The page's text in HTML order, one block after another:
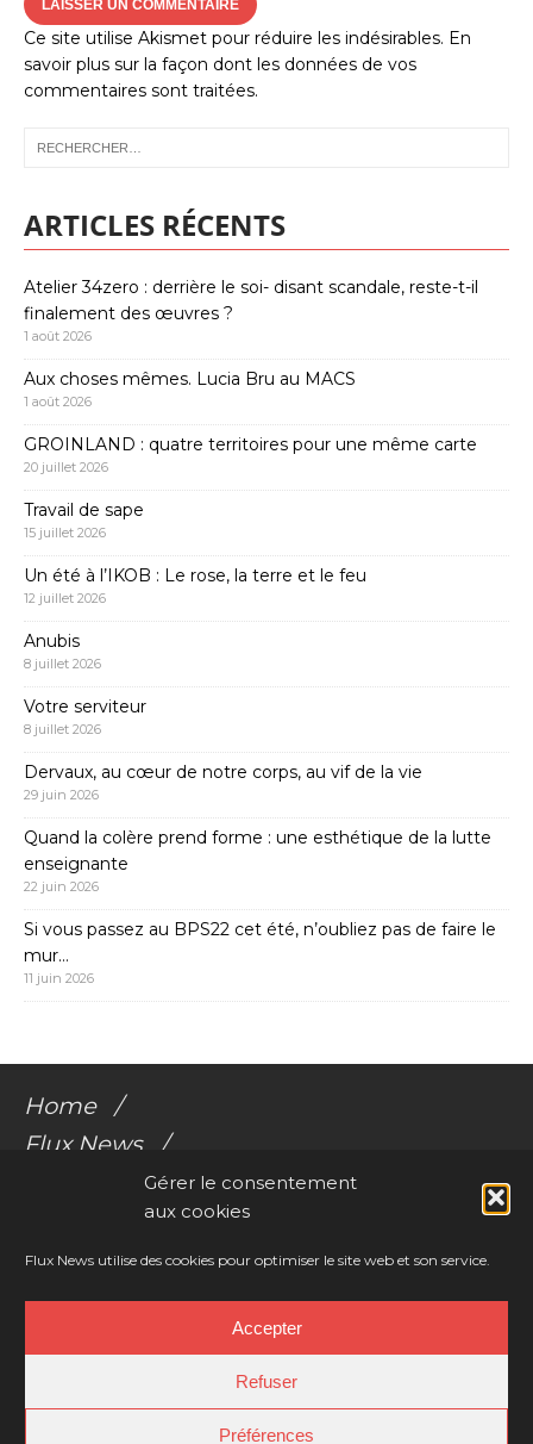
Gérer le consentement
aux cookies
Flux News utilise des cookies pour optimiser le site web et son service.
Accepter
Refuser
Préférences
Ce site utilise Akismet pour réduire les indésirables. En
savoir plus sur la façon dont les données de vos
commentaires sont traitées.
ARTICLES RÉCENTS
Atelier 34zero : derrière le soi- disant scandale, reste-t-il
finalement des œuvres ?
1 août 2026
Aux choses mêmes. Lucia Bru au MACS
1 août 2026
GROINLAND : quatre territoires pour une même carte
20 juillet 2026
Travail de sape
15 juillet 2026
Un été à l’IKOB : Le rose, la terre et le feu
12 juillet 2026
Anubis
8 juillet 2026
Votre serviteur
8 juillet 2026
Dervaux, au cœur de notre corps, au vif de la vie
29 juin 2026
Quand la colère prend forme : une esthétique de la lutte
enseignante
22 juin 2026
Si vous passez au BPS22 cet été, n’oubliez pas de faire le
mur…
11 juin 2026
Home
Flux News
Galerie Flux
Videos
Résonances Corporelles